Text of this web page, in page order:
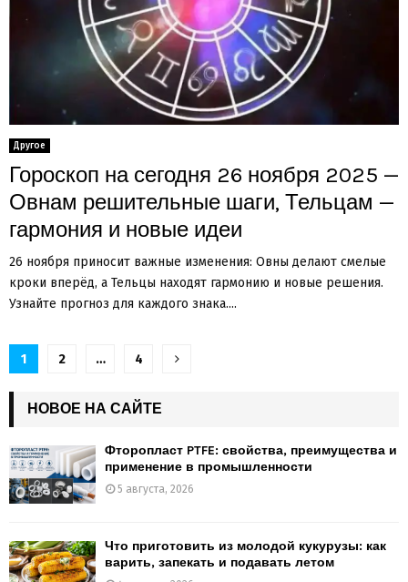
Другое
Гороскоп на сегодня 26 ноября 2025 —
Овнам решительные шаги, Тельцам —
гармония и новые идеи
26 ноября приносит важные изменения: Овны делают смелые
кроки вперёд, а Тельцы находят гармонию и новые решения.
Узнайте прогноз для каждого знака....
Пагинация
записей
1 2 … 4
НОВОЕ НА САЙТЕ
Фторопласт PTFE: свойства, преимущества и
применение в промышленности
5 августа, 2026
Что приготовить из молодой кукурузы: как
варить, запекать и подавать летом